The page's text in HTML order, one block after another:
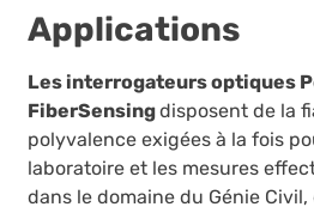
Applications
Les interrogateurs optiques
FiberSensingdisposent de la
polyvalence exigées à la fois
laboratoire et les mesures
dans le domaine du Génie